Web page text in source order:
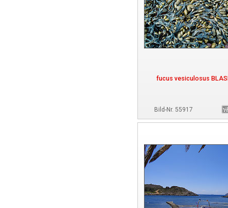
fucus vesiculosus
Bild-Nr. 55917